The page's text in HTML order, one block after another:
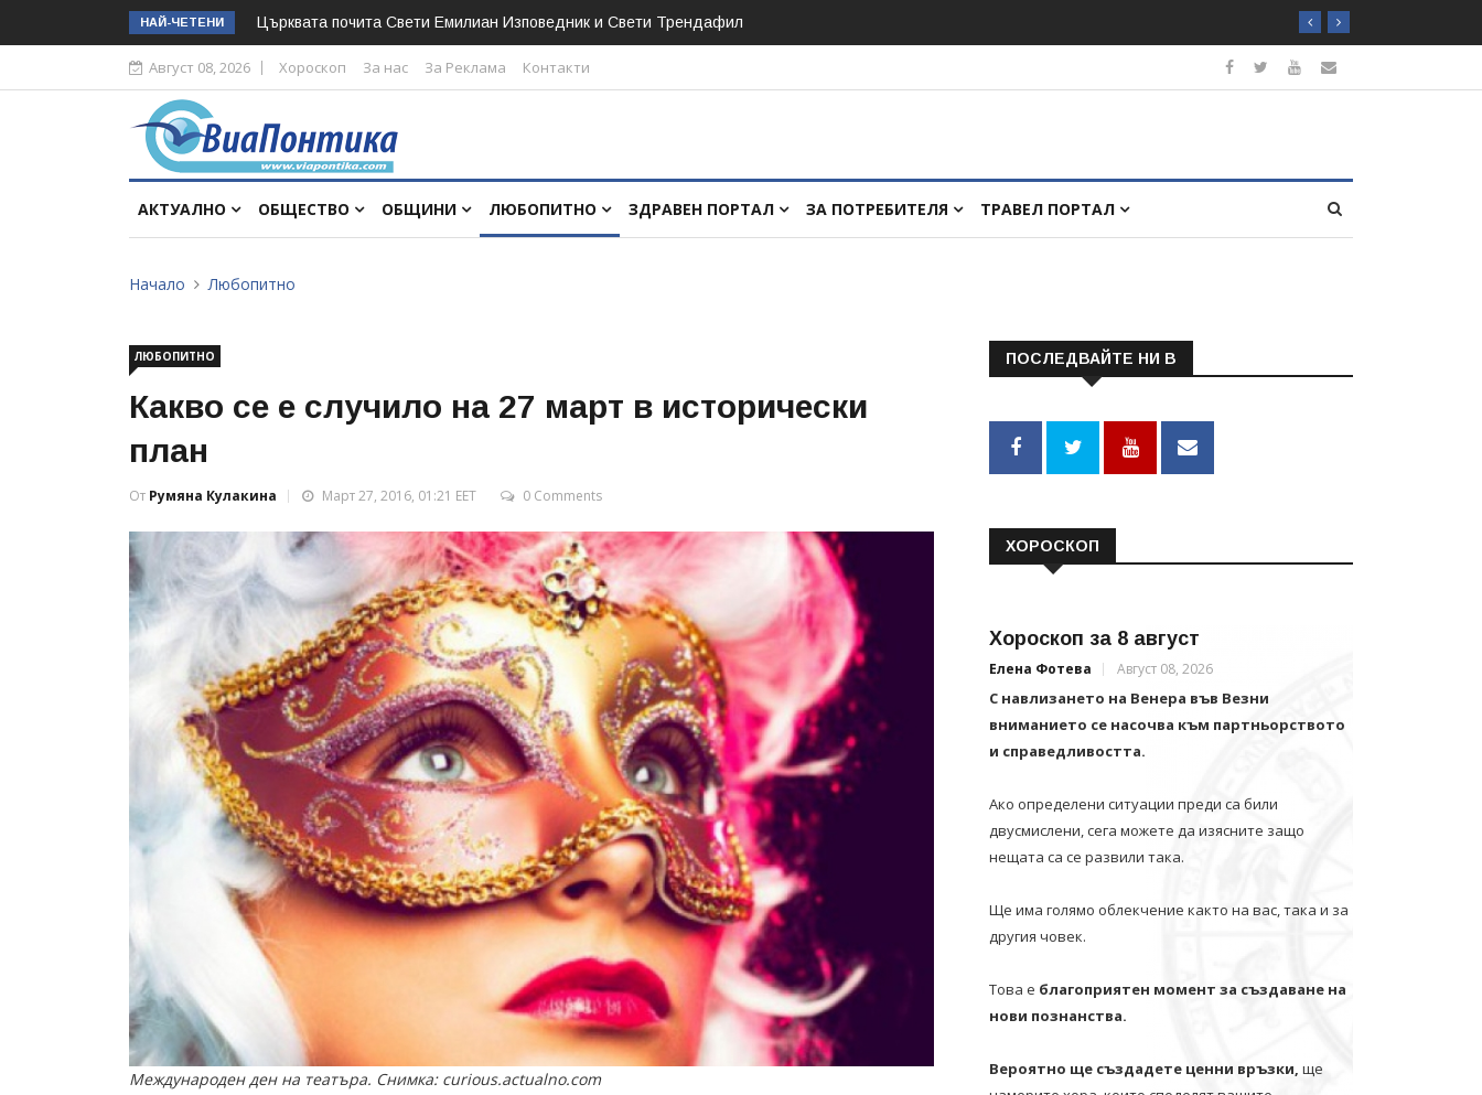
НАЙ-ЧЕТЕНИ Църквата почита Свeти Емилиан Изповедник и Свети Трендафил
Август 08, 2026 Хороскоп За нас За Реклама Контакти
АКТУАЛНО ОБЩЕСТВО ОБЩИНИ ЛЮБОПИТНО ЗДРАВЕН ПОРТАЛ ЗА ПОТРЕБИТЕЛЯ ТРАВЕЛ ПОРТАЛ
Начало Любопитно
ЛЮБОПИТНО
Какво се е случило на 27 март в исторически
план
От Румяна Кулакина Март 27, 2016, 01:21 EET 0 Comments
Международен ден на театъра. Снимка: curious.actualno.com
ПОСЛЕДВАЙТЕ НИ В
ХОРОСКОП
Хороскоп за 8 август
Елена Фотева Август 08, 2026
С навлизането на Венера във Везни
вниманието се насочва към партньорството
и справедливостта.
Ако определени ситуации преди са били
двусмислени, сега можете да изясните защо
нещата са се развили така.
Ще има голямо облекчение както на вас, така и за
другия човек.
Това е благоприятен момент за създаване на
нови познанства.
Вероятно ще създадете ценни връзки, ще